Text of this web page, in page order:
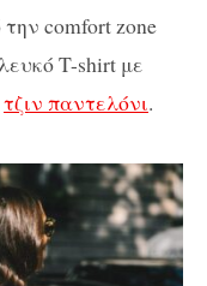
comfort zone
T-shirt με
τζιν παντελόνι.